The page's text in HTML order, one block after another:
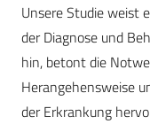
Unsere Studie weist
der Diagnose und
hin, betont die
Herangehensweise
der Erkrankung